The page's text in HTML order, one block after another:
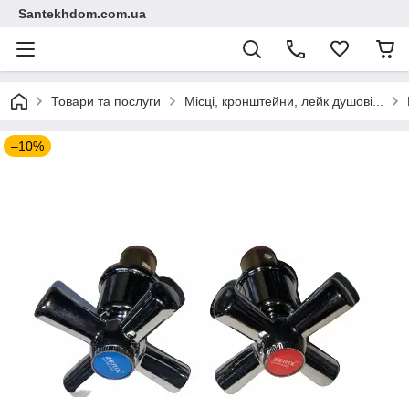
Santekhdom.com.ua
Товари та послуги Місці, кронштейни, лейк душові...
–10%